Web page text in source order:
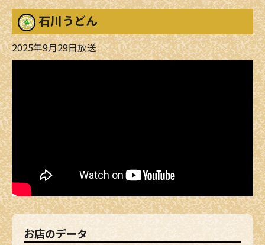
石川うどん
2025年9月29日放送
お店のデータ